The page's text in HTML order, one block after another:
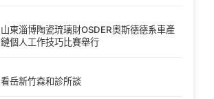
山東淄博陶瓷琉璃財OSDER奧斯德德系車產
鏈個人工作技巧比賽舉行
看岳新竹森和診所談